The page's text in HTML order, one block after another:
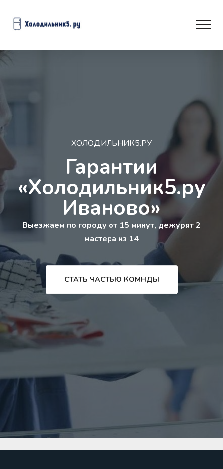
ХОЛОДИЛЬНИК5.РУ
Гарантии
«Холодильник5.ру
Иваново»
Выезжаем по городу от 15 минут, дежурят 2
мастера из 14
СТАТЬ ЧАСТЬЮ КОМНДЫ